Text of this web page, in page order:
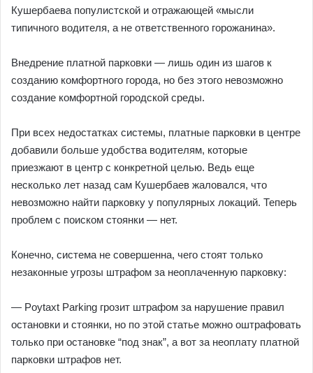
Кушербаева популистской и отражающей «мысли
типичного водителя, а не ответственного горожанина».
Внедрение платной парковки — лишь один из шагов к
созданию комфортного города, но без этого невозможно
создание комфортной городской среды.
При всех недостатках системы, платные парковки в центре
добавили больше удобства водителям, которые
приезжают в центр с конкретной целью. Ведь еще
несколько лет назад сам Кушербаев жаловался, что
невозможно найти парковку у популярных локаций. Теперь
проблем с поиском стоянки — нет.
Конечно, система не совершенна, чего стоят только
незаконные угрозы штрафом за неоплаченную парковку:
— Poytaxt Parking грозит штрафом за нарушение правил
остановки и стоянки, но по этой статье можно оштрафовать
только при остановке “под знак”, а вот за неоплату платной
парковки штрафов нет.